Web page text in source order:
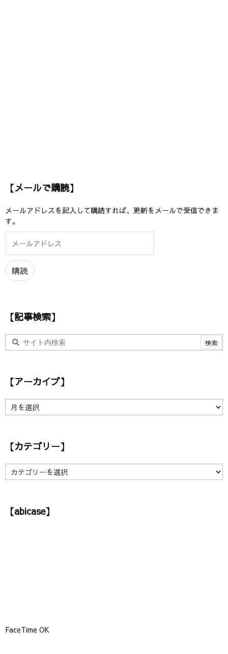
【メールで購読】
メールアドレスを記入して購読すれば、更新をメールで受信できま
す。
ル
ア
ド
購読
【記事検索】
【アーカイブ】
ア
イ【カテゴリー】
【
カ
リ【abicase】
FaceTime OK